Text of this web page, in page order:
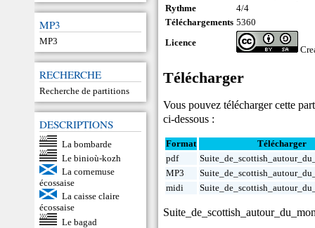
MP3
MP3
RECHERCHE
Recherche de partitions
DESCRIPTIONS
La bombarde
Le binioù-kozh
La cornemuse
écossaise
La caisse claire
écossaise
Le bagad
Rythme
4/4
Téléchargements 5360
Licence
Télécharger
Vous pouvez télécharger cette
ci-dessous :
Format
Télécharger
pdf
MP3
midi